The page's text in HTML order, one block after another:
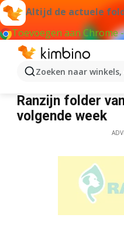
Altijd de actuele
Toevoegen aan Chrome -
Zoeken naar
Ranzijn
Ranzijn folder
volgende week